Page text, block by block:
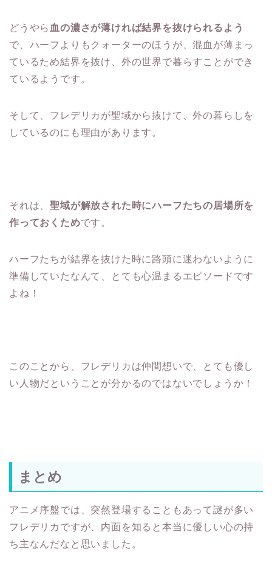
どうやら血の濃さが薄ければ結界を抜けられるよう
で、ハーフよりもクォーターのほうが、混血が薄まっ
ているため結界を抜け、外の世界で暮らすことができ
ているようです。
そして、フレデリカが聖域から抜けて、外の暮らしを
しているのにも理由があります。
それは、聖域が解放された時にハーフたちの居場所を
作っておくためです。
ハーフたちが結界を抜けた時に路頭に迷わないように
準備していたなんて、とても心温まるエピソードです
よね！
このことから、フレデリカは仲間想いで、とても優し
い人物だということが分かるのではないでしょうか！
まとめ
アニメ序盤では、突然登場することもあって謎が多い
フレデリカですが、内面を知ると本当に優しい心の持
ち主なんだなと思いました。